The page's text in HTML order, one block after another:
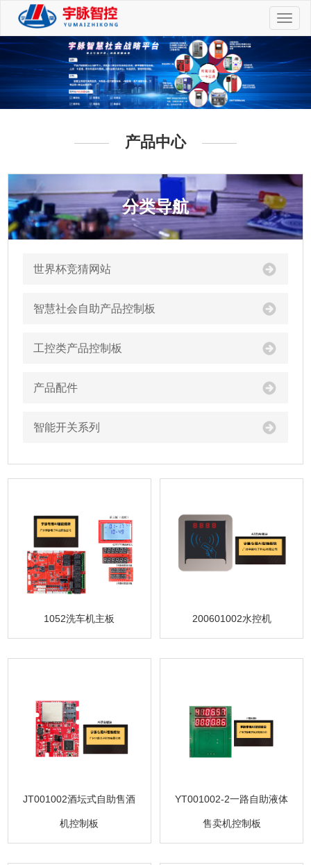
切
换
航
产品中心
分类导航
世界杯竞猜网站
智慧社会自助产品控制板
工控类产品控制板
产品配件
智能开关系列
1052洗车机主板 200601002水控机
JT001002酒坛式自助售酒
机控制板
YT001002-2一路自助液体
售卖机控制板